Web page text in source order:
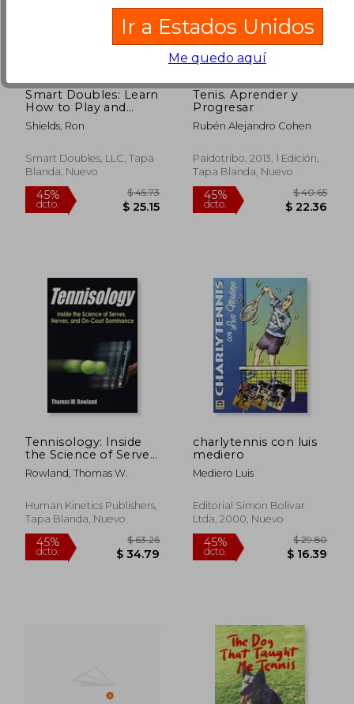
40%
dcto. $ 39.14
40%
dcto. $
45% $ 77.05 45%
Smart Doubles: Learn
How to Play and
Reinforce a Simple
and Strategic Game
Doubles (en Inglés)
Shields, Ron
Smart Doubles, LLC, Tapa
Blanda, Nuevo
Tenis. Aprender y
Progresar
Rubén Alejandro Cohen
Paidotribo, 2013, 1 Edición,
Tapa Blanda, Nuevo
Tennisology: Inside
the Science of Serves,
Nerves, and On-Court
Dominance (en
Rowland, Thomas W.
Human Kinetics Publishers,
Tapa Blanda, Nuevo
charlytennis con luis
mediero
Mediero Luis
Editorial Simon Bolivar
Ltda, 2000, Nuevo
Ir a Estados Unidos
Me quedo aquí